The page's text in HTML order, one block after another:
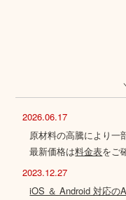
2026.06.17
原材料の高騰により一
最新価格は料金表をご
2023.12.27
iOS ＆ Android 対応の